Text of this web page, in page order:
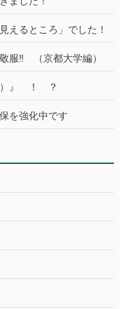
えるところ」でした！
服‼ （京都大学編）
）』 ！ ？
を強化中です